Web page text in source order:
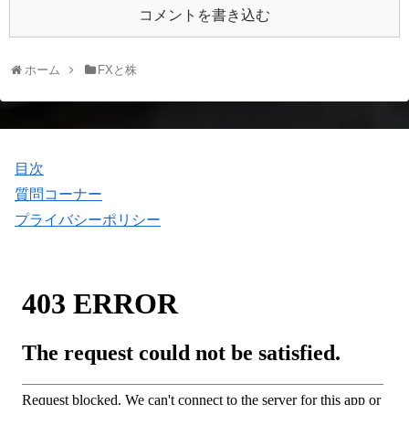
コメントを書き込む
ホーム FXと株
目次
質問コーナー
プライバシーポリシー